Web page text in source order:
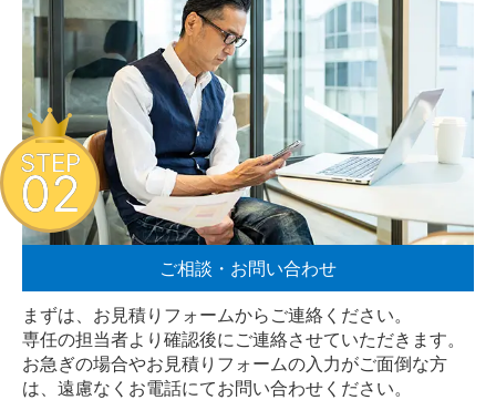
ご相談・お問い合わせ
まずは、お見積りフォームからご連絡ください。
専任の担当者より確認後にご連絡させていただきます。
お急ぎの場合やお見積りフォームの入力がご面倒な方
は、遠慮なく お電話にてお問い合わせください。
STEP
02